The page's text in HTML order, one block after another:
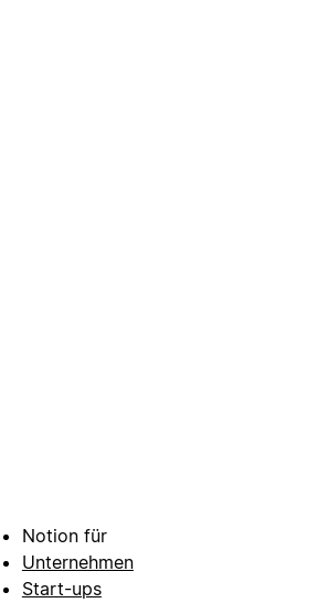
Notion für
Unternehmen
Start-ups